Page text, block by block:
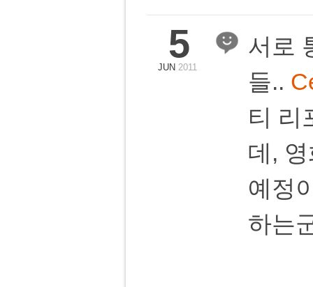
5
JUN 2011
서로
들..
티 리
데,
예정
하는